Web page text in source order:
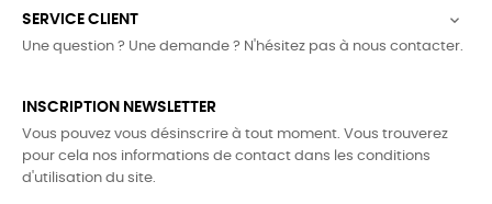
SERVICE CLIENT 
Une question ? Une demande ? N'hésitez pas à nous contacter.
INSCRIPTION NEWSLETTER
Vous pouvez vous désinscrire à tout moment. Vous trouverez
pour cela nos informations de contact dans les conditions
d'utilisation du site.